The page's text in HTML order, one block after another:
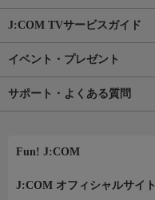
J:COM TVサービスガイド
イベント・プレゼント
サポート・よくある質問
Fun! J:COM
J:COM オフィシャルサイト